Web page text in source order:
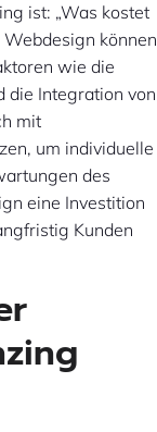
ist: „Was kostet
können
wie die
die Integration von
mit
um individuelle
des
eine Investition
Kunden